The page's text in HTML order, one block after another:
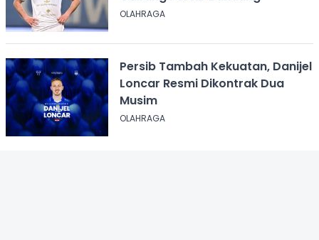
OLAHRAGA
Persib Tambah Kekuatan, Danijel
Loncar Resmi Dikontrak Dua
Musim
OLAHRAGA